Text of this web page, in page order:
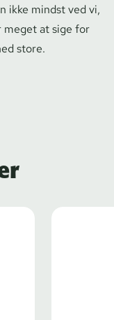
ikke mindst ved vi,
meget at sige for
store.